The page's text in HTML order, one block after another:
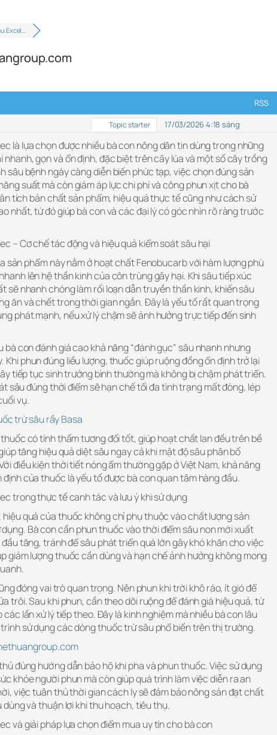
Excel…
RSS
Topic starter 17/03/2026 4:18 sáng
là lựa chọn được nhiều bà con nông dân tin dùng trong những
nhanh, gọn và ổn định, đặc biệt trên cây lúa và một số cây trồng
sâu bệnh ngày càng diễn biến phức tạp, việc chọn đúng sản
suất mà còn giảm áp lực chi phí và công phun xịt cho bà
tích bản chất sản phẩm, hiệu quả thực tế cũng như cách sử
nhất, từ đó giúp bà con và các đại lý có góc nhìn rõ ràng trước
– Cơ chế tác động và hiệu quả kiểm soát sâu hại
sản phẩm này nằm ở hoạt chất Fenobucarb với hàm lượng phù
lên hệ thần kinh của côn trùng gây hại. Khi sâu tiếp xúc
sẽ nhanh chóng làm rối loạn dẫn truyền thần kinh, khiến sâu
ăn và chết trong thời gian ngắn. Đây là yếu tố rất quan trọng
phát mạnh, nếu xử lý chậm sẽ ảnh hưởng trực tiếp đến sinh
con đánh giá cao khả năng “đánh gục” sâu nhanh nhưng
Khi phun đúng liều lượng, thuốc giúp ruộng đồng ổn định trở lại
tiếp tục sinh trưởng bình thường mà không bị chậm phát triển.
sâu đúng thời điểm sẽ hạn chế tối đa tình trạng mất đòng, lép
vụ.
trừ sâu rầy Basa
có tính thấm tương đối tốt, giúp hoạt chất lan đều trên bề
tăng hiệu quả diệt sâu ngay cả khi mật độ sâu phân bố
điều kiện thời tiết nóng ẩm thường gặp ở Việt Nam, khả năng
của thuốc là yếu tố được bà con quan tâm hàng đầu.
trong thực tế canh tác và lưu ý khi sử dụng
quả của thuốc không chỉ phụ thuộc vào chất lượng sản
Bà con cần phun thuốc vào thời điểm sâu non mới xuất
tăng, tránh để sâu phát triển quá lớn gây khó khăn cho việc
giảm lượng thuốc cần dùng và hạn chế ảnh hưởng không mong
đóng vai trò quan trọng. Nên phun khi trời khô ráo, ít gió để
trôi. Sau khi phun, cần theo dõi ruộng để đánh giá hiệu quả, từ
lần xử lý tiếp theo. Đây là kinh nghiệm mà nhiều bà con lâu
sử dụng các dòng thuốc trừ sâu phổ biến trên thị trường.
đúng hướng dẫn bảo hộ khi pha và phun thuốc. Việc sử dụng
khỏe người phun mà còn giúp quá trình làm việc diễn ra an
việc tuân thủ thời gian cách ly sẽ đảm bảo nông sản đạt chất
và thuận lợi khi thu hoạch, tiêu thụ.
và giải pháp lựa chọn điểm mua uy tín cho bà con